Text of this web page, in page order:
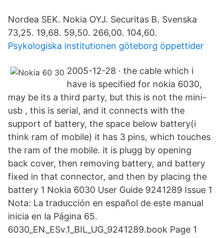
Nordea SEK. Nokia OYJ. Securitas B. Svenska
73,25. 19,68. 59,50. 266,00. 104,60.
Psykologiska institutionen göteborg öppettider
2005-12-28 · the cable which i
have is specified for nokia 6030,
may be its a third party, but this is not the mini-
usb , this is serial, and it connects with the
support of battery, the space below battery(i
think ram of mobile) it has 3 pins, which touches
the ram of the mobile. it is plugg by opening
back cover, then removing battery, and battery
fixed in that connector, and then by placing the
battery 1 Nokia 6030 User Guide 9241289 Issue 1
Nota: La traducción en español de este manual
inicia en la Página 65.
6030_EN_ESv.1_BIL_UG_9241289.book Page 1